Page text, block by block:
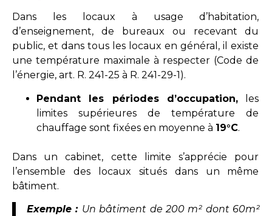
Dans les locaux à usage d’habitation,
d’enseignement, de bureaux ou recevant du
public, et dans tous les locaux en général, il existe
une température maximale à respecter (Code de
l’énergie, art. R. 241-25 à R. 241-29-1 ).
Pendant les périodes d’occupation, les
limites supérieures de température de
chauffage sont fixées en moyenne à 19°C.
Dans un cabinet, cette limite s’apprécie pour
l’ensemble des locaux situés dans un même
bâtiment.
Exemple : Un bâtiment de 200 m² dont 60m²